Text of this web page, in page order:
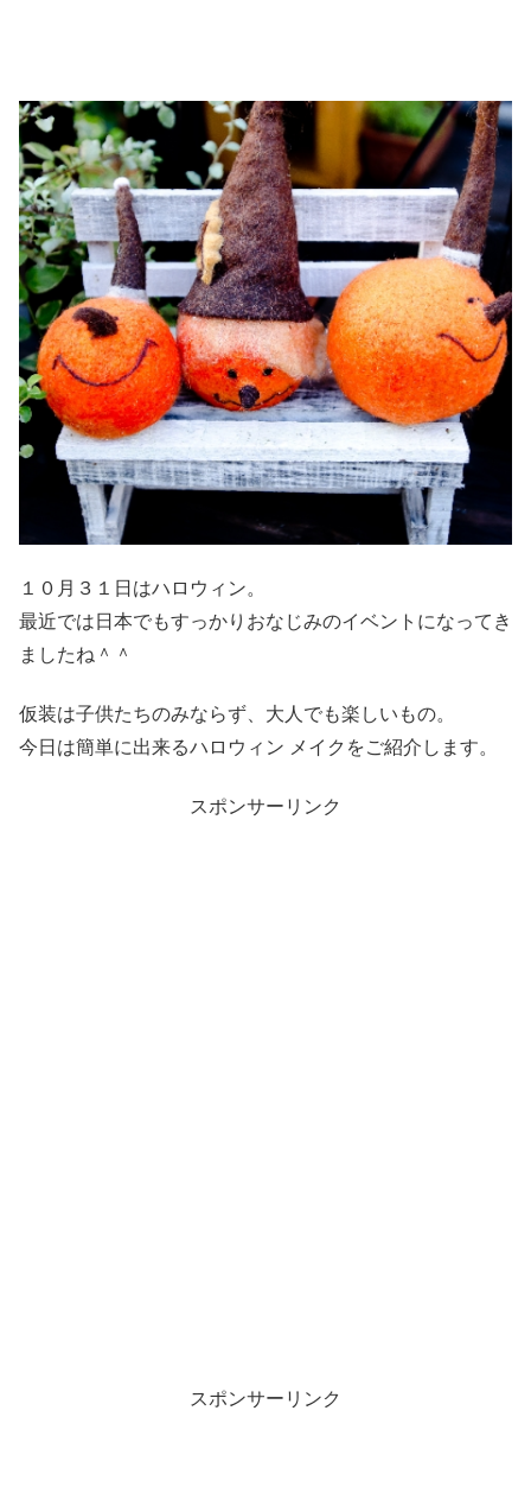
１０月３１日はハロウィン。
最近では日本でもすっかりおなじみのイベントになってき
ましたね＾＾
仮装は子供たちのみならず、大人でも楽しいもの。
今日は簡単に出来るハロウィン メイクをご紹介します。
スポンサーリンク
スポンサーリンク